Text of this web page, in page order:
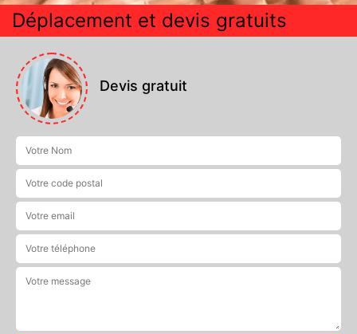
Déplacement et devis gratuits
Devis gratuit